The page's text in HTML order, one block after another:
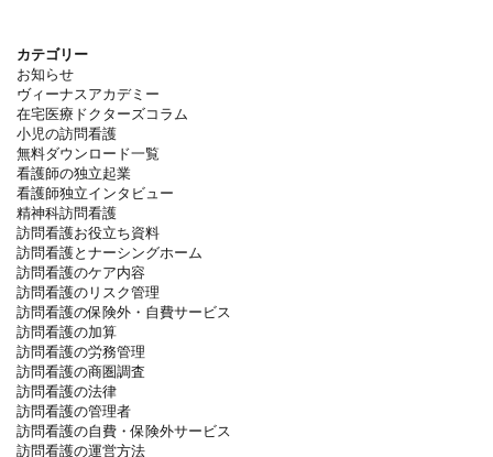
カテゴリー
お知らせ
ヴィーナスアカデミー
在宅医療ドクターズコラム
小児の訪問看護
無料ダウンロード一覧
看護師の独立起業
看護師独立インタビュー
精神科訪問看護
訪問看護お役立ち資料
訪問看護とナーシングホーム
訪問看護のケア内容
訪問看護のリスク管理
訪問看護の保険外・自費サービス
訪問看護の加算
訪問看護の労務管理
訪問看護の商圏調査
訪問看護の法律
訪問看護の管理者
訪問看護の自費・保険外サービス
訪問看護の運営方法